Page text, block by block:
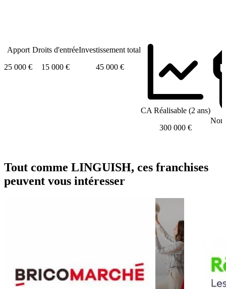
Apport
25 000 €
Droits d'entrée
15 000 €
Investissement total
45 000 €
CA Réalisable (2 ans)
300 000 €
Tout comme LINGUISH, ces franchises
peuvent vous intéresser